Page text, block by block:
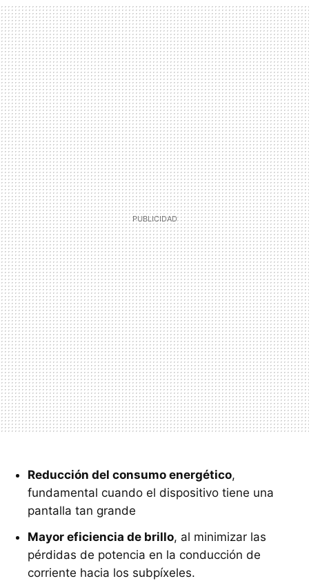
Reducción del consumo energético,
fundamental cuando el dispositivo tiene una
pantalla tan grande
Mayor eficiencia de brillo, al minimizar las
pérdidas de potencia en la conducción de
corriente hacia los subpíxeles.